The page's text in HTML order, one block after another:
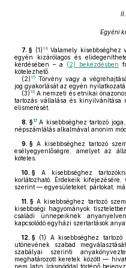
Egyéni
7. § (1) 14Valamely kisebbséghez
egyén kizárólagos és
kérdésében – a
(2) bekezdésben
kötelezhető.
(2) 15 Törvény vagy a
jog gyakorlását az egyén
(3) 16 A nemzeti és etnikai
tartozás vállalása és kinyilvánítása
elismerését.
8. §17 A kisebbséghez tartozó
népszámlálás alkalmával anonim
9. § A kisebbséghez tartozó
esélyegyenlőségre, amelyet az
köteles.
10. § A kisebbséghez
korlátozható. Érdekeik
szerint — egyesületeket, pártokat,
11. § A kisebbséghez tartozó
kisebbségi hagyományok
családi ünnepeiknek
kapcsolódó egyházi szertartások
12. § (1)
A kisebbséghez
utónevének szabad
szabályai szerinti
meghatározott keretek között —
nem latin írásmóddal történő